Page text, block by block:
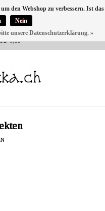
INT. VERSAND ÜBER
0,00
den Webshop zu verbessern. Ist das
Nein
unsere Datenschutzerklärung. »